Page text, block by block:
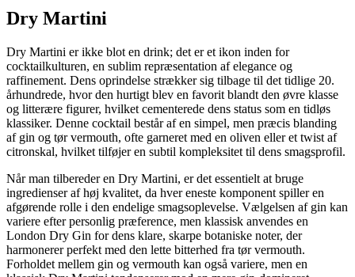
Dry Martini
Dry Martini er ikke blot en drink; det er et ikon inden for
cocktailkulturen, en sublim repræsentation af elegance og
raffinement. Dens oprindelse strækker sig tilbage til det tidlige 20.
århundrede, hvor den hurtigt blev en favorit blandt den øvre klasse
og litterære figurer, hvilket cementerede dens status som en tidløs
klassiker. Denne cocktail består af en simpel, men præcis blanding
af gin og tør vermouth, ofte garneret med en oliven eller et twist af
citronskal, hvilket tilføjer en subtil kompleksitet til dens smagsprofil.
Når man tilbereder en Dry Martini, er det essentielt at bruge
ingredienser af høj kvalitet, da hver eneste komponent spiller en
afgørende rolle i den endelige smagsoplevelse. Vælgelsen af gin kan
variere efter personlig præference, men klassisk anvendes en
London Dry Gin for dens klare, skarpe botaniske noter, der
harmonerer perfekt med den lette bitterhed fra tør vermouth.
Forholdet mellem gin og vermouth kan også variere, men en